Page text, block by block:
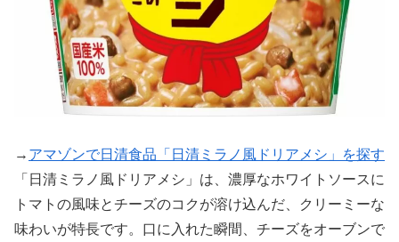
→ アマゾンで日清食品「日清ミラノ風ドリアメシ」を探す
「日清ミラノ風ドリアメシ」は、濃厚なホワイトソースに
トマトの風味とチーズのコクが溶け込んだ、クリーミーな
味わいが特長です。口に入れた瞬間、チーズをオーブンで